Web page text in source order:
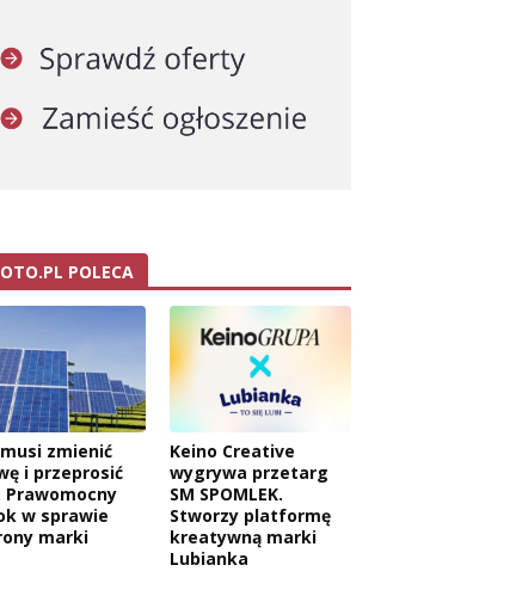
POLECA
musi zmienić
i przeprosić
Prawomocny
w sprawie
marki
Keino Creative
wygrywa przetarg
SM SPOMLEK.
Stworzy platformę
kreatywną marki
Lubianka